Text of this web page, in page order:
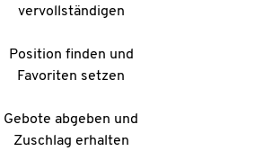
vervollständigen
Position finden und
Favoriten setzen
Gebote abgeben und
Zuschlag erhalten